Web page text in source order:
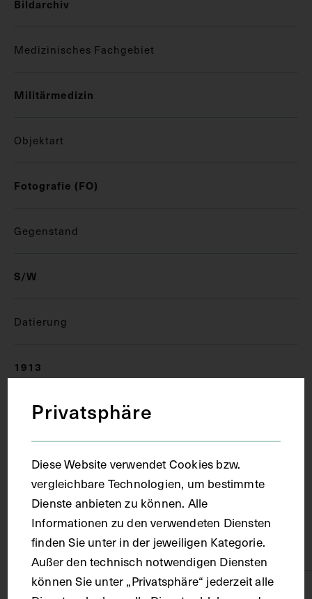
Bildarchiv
Medizinisches Fachgebiet
Militärmedizin
Objektart
Fotografie (FO)
Gegenstand
S/W
Datierung
1913
Wien
Material
Papier, Karton
Privatsphäre
Diese Website verwendet Cookies bzw.
vergleichbare Technologien, um bestimmte
Dienste anbieten zu können. Alle
Informationen zu den verwendeten Diensten
finden Sie unter in der jeweiligen Kategorie.
Außer den technisch notwendigen Diensten
können Sie unter „Privatsphäre“ jederzeit alle